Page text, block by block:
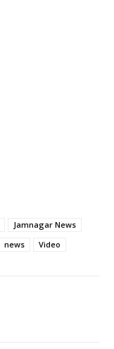
Jamnagar News
news Video